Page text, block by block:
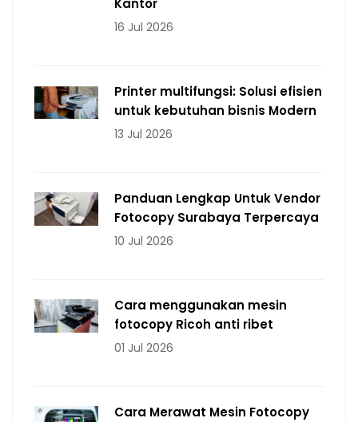
Kantor
16 Jul 2026
Printer multifungsi: Solusi efisien
untuk kebutuhan bisnis Modern
13 Jul 2026
Panduan Lengkap Untuk Vendor
Fotocopy Surabaya Terpercaya
10 Jul 2026
Cara menggunakan mesin
fotocopy Ricoh anti ribet
01 Jul 2026
Cara Merawat Mesin Fotocopy